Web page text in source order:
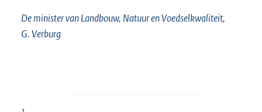
De minister van Landbouw, Natuur en Voedselkwaliteit,
G. Verburg